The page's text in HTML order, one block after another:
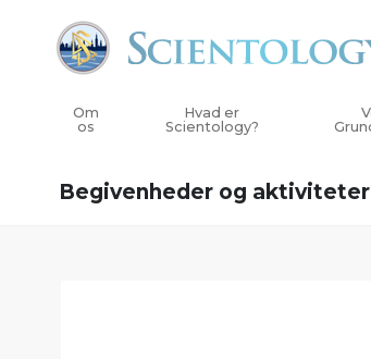
Om
os
Hvad er
Scientology?
Begivenheder og aktiviteter